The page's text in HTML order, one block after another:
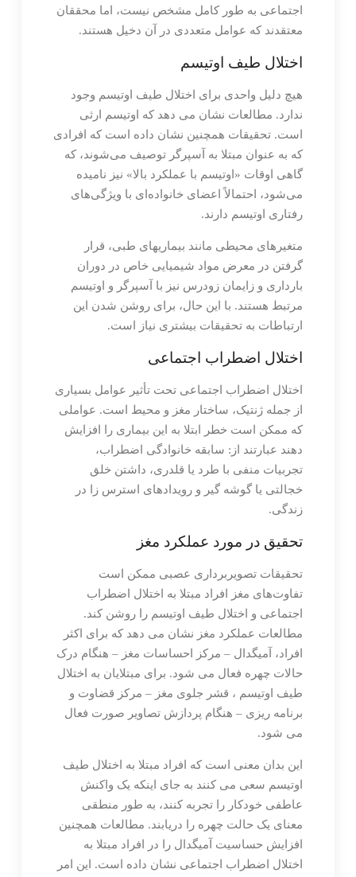
اجتماعی به طور کامل مشخص نیست، اما محققان
معتقدند که عوامل متعددی در آن دخیل هستند.
اختلال طیف اوتیسم
هیچ دلیل واحدی برای اختلال طیف اوتیسم وجود
ندارد. مطالعات نشان می دهد که اوتیسم ارثی
است. تحقیقات همچنین نشان داده است که افرادی
که به عنوان مبتلا به آسپرگر توصیف می‌شوند، که
گاهی اوقات «اوتیسم با عملکرد بالا» نیز نامیده
می‌شود، احتمالاً اعضای خانواده‌ای با ویژگی‌های
رفتاری اوتیسم دارند.
متغیرهای محیطی مانند بیماریهای طبی، قرار
گرفتن در معرض مواد شیمیایی خاص در دوران
بارداری و زایمان زودرس نیز با آسپرگر و اوتیسم
مرتبط هستند. با این حال، برای روشن شدن این
ارتباطات به تحقیقات بیشتری نیاز است.
اختلال اضطراب اجتماعی
اختلال اضطراب اجتماعی تحت تأثیر عوامل بسیاری
از جمله ژنتیک، ساختار مغز و محیط است. عواملی
که ممکن است خطر ابتلا به این بیماری را افزایش
دهند عبارتند از: سابقه خانوادگی اضطراب،
تجربیات منفی با طرد یا قلدری، داشتن خلق
خجالتی یا گوشه گیر و رویدادهای استرس زا در
زندگی.
تحقیق در مورد عملکرد مغز
تحقیقات تصویربرداری عصبی ممکن است
تفاوت‌های مغز افراد مبتلا به اختلال اضطراب
اجتماعی و اختلال طیف اوتیسم را روشن کند.
مطالعات عملکرد مغز نشان می دهد که برای اکثر
افراد، آمیگدال – مرکز احساسات مغز – هنگام درک
حالات چهره فعال می شود. برای مبتلایان به اختلال
طیف اوتیسم ، قشر جلوی مغز – مرکز قضاوت و
برنامه ریزی – هنگام پردازش تصاویر صورت فعال
می شود.
این بدان معنی است که افراد مبتلا به اختلال طیف
اوتیسم سعی می کنند به جای اینکه یک واکنش
عاطفی خودکار را تجربه کنند، به طور منطقی
معنای یک حالت چهره را دریابند. مطالعات همچنین
افزایش حساسیت آمیگدال را در افراد مبتلا به
اختلال اضطراب اجتماعی نشان داده است. این امر